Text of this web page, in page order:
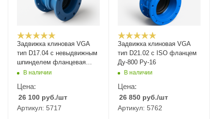
Задвижка клиновая VGA
тип D17.04 с невыдвижным
шпинделем фланцевая
Ду-350 Ру-10
В наличии
Цена:
26 100 руб./шт
Артикул: 5717
Задвижка клиновая VGA
тип D21.02 с ISO фланцем
Ду-800 Ру-16
В наличии
Цена:
26 850 руб./шт
Артикул: 5762